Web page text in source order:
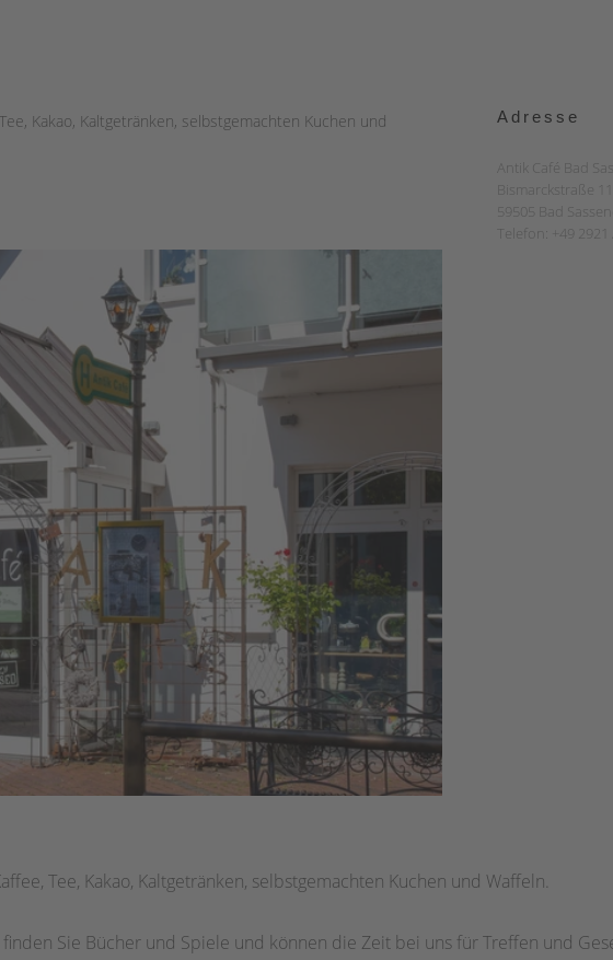
Kakao, Kaltgetränken, selbstgemachten Kuchen und Adresse
Antik Café Bad
Bismarckstraße
59505 Bad
Telefon: +49 2921
Tee, Kakao, Kaltgetränken, selbstgemachten Kuchen und Waffeln.
Sie Bücher und Spiele und können die Zeit bei uns für Treffen und